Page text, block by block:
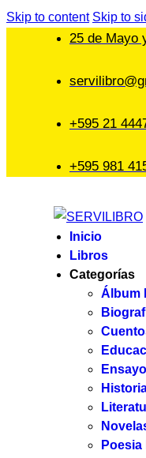
Skip to content Skip to
25 de Mayo
+595 21
+595 981
Inicio
Libros
Categorías
Álbum